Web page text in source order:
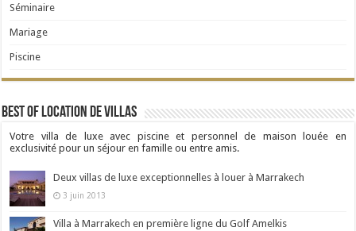
Séminaire
Mariage
Piscine
Best Of Location de Villas
Votre villa de luxe avec piscine et personnel de maison louée en
exclusivité pour un séjour en famille ou entre amis.
Deux villas de luxe exceptionnelles à louer à Marrakech
3 juin 2013
Villa à Marrakech en première ligne du Golf Amelkis